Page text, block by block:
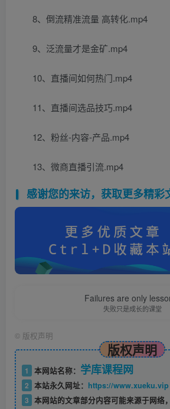
8、倒流精准流量 高转化.mp4
9、泛流量才是金矿.mp4
10、直播间如何热门.mp4
11、直播间选品技巧.mp4
12、粉丝-内容-产品.mp4
13、微商直播引流.mp4
感谢您的来访，获取更多精彩
Failures are only
失败只是成长的课堂
© 版权声明
版权声明
1 本网站名称： 学库课程网
2 本站永久网址： https://www.xueku.vip
3 本网站的文章部分内容可能来源于网络